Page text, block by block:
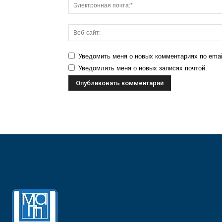
Уведомить меня о новых комментариях по
Уведомлять меня о новых записях почтой.